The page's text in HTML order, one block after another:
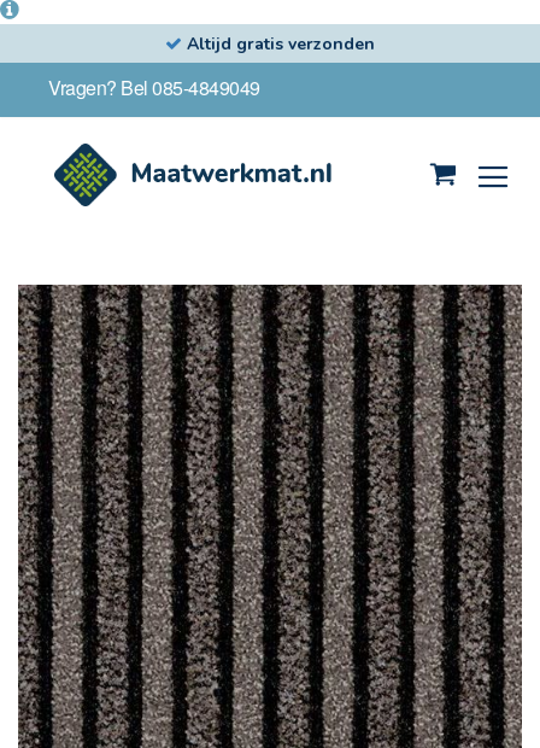
Altijd gratis verzonden
Vragen? Bel 085-4849049
Ga
naar
het
einde
van
de
afbeeldingen-
gallerij